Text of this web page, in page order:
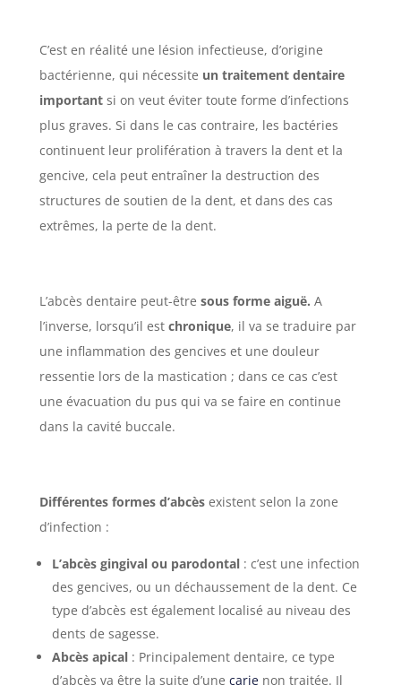
C’est en réalité une lésion infectieuse, d’origine
bactérienne, qui nécessite un traitement dentaire
importantsi on veut éviter toute forme d’infections
plus graves. Si dans le cas contraire, les bactéries
continuent leur prolifération à travers la dent et la
gencive, cela peut entraîner la destruction des
structures de soutien de la dent, et dans des cas
extrêmes, la perte de la dent.
L’abcès dentaire peut-être sous forme aiguë. A
l’inverse, lorsqu’il est chronique, il va se traduire par
une inflammation des gencives et une douleur
ressentie lors de la mastication ; dans ce cas c’est
une évacuation du pus qui va se faire en continue
dans la cavité buccale.
Différentes formes d’abcèsexistent selon la zone
d’infection :
L’abcès gingival ou parodontal: c’est une infection
des gencives, ou un déchaussement de la dent. Ce
type d’abcès est également localisé au niveau des
dents de sagesse.
Abcès apical: Principalement dentaire, ce type
d’abcès va être la suite d’une carienon traitée. Il